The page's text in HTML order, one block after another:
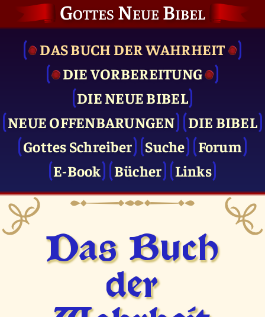
Gottes Neue Bibel
DAS BUCH DER WAHRHEIT
DIE VOR­BEREITUNG
DIE NEUE BIBEL
NEUE OFFENBARUNGEN
DIE BIBEL
Gottes Schreiber
Suche
Forum
E-Book
Bücher Links
Das Buch
der